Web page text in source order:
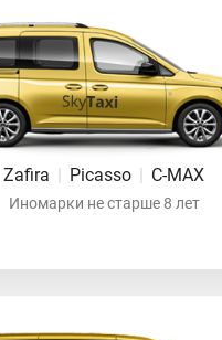
Zafira | Picasso | C-MAX
Иномарки не старше 8 лет